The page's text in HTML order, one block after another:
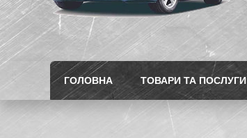
ГОЛОВНА ТОВАРИ ТА ПОСЛУГИ